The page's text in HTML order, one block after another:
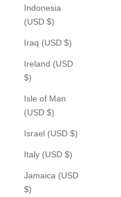
Indonesia
(USD $)
Iraq (USD $)
Ireland (USD
$)
Isle of Man
(USD $)
Israel (USD $)
Italy (USD $)
Jamaica (USD
$)